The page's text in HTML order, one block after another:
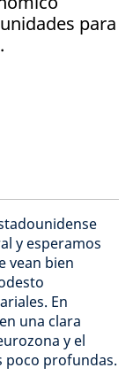
para
y esperamos
vean bien
En
una clara
y el
poco profundas.